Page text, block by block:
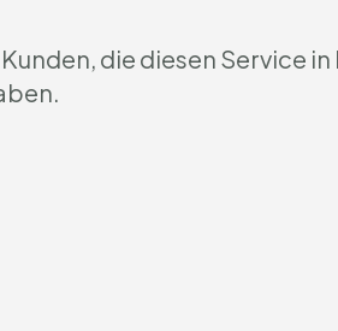
die diesen Service